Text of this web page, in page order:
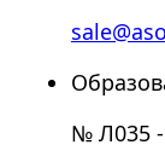
№ Л035 -